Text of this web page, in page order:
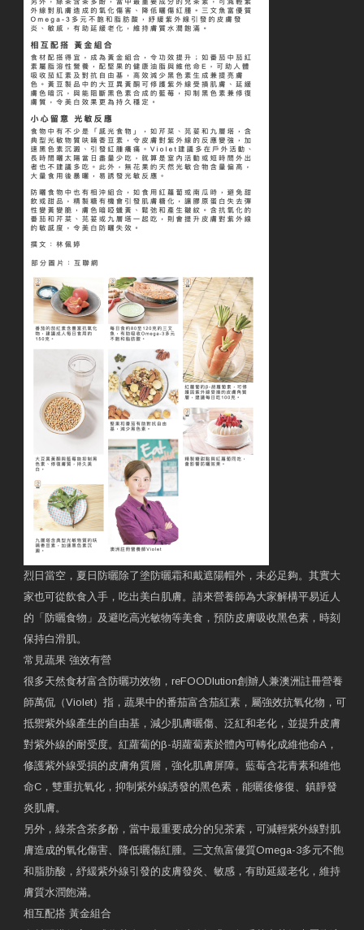
烈日當空，夏日防曬除了塗防曬霜和戴遮陽帽外，未必足夠。其實大
家也可從飲食入手，吃出美白肌膚。請來營養師為大家解構平易近人
的「防曬食物」及避吃高光敏物等美食，預防皮膚吸收黑色素，時刻
保持白滑肌。
常見蔬果 強效有營
很多天然食材富含防曬功效物，reFOODlution創辧人兼澳洲註冊營養
師萬侃（Violet）指，蔬果中的番茄富含茄紅素，屬強效抗氧化物，可
抵禦紫外線產生的自由基，減少肌膚曬傷、泛紅和老化，並提升皮膚
對紫外線的耐受度。紅蘿蔔的β-胡蘿蔔素於體內可轉化成維他命A，
修護紫外線受損的皮膚角質層，強化肌膚屏障。藍莓含花青素和維他
命C，雙重抗氧化，抑制紫外線誘發的黑色素，能曬後修復、鎮靜發
炎肌膚。
另外，綠茶含茶多酚，當中最重要成分的兒茶素，可減輕紫外線對肌
膚造成的氧化傷害、降低曬傷紅腫。三文魚富優質Omega-3多元不飽
和脂肪酸，紓緩紫外線引發的皮膚發炎、敏感，有助延緩老化，維持
膚質水潤飽滿。
相互配搭 黃金組合